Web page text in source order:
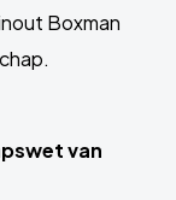
Boxman
van